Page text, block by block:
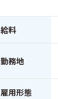
給料
勤務地
雇用形態